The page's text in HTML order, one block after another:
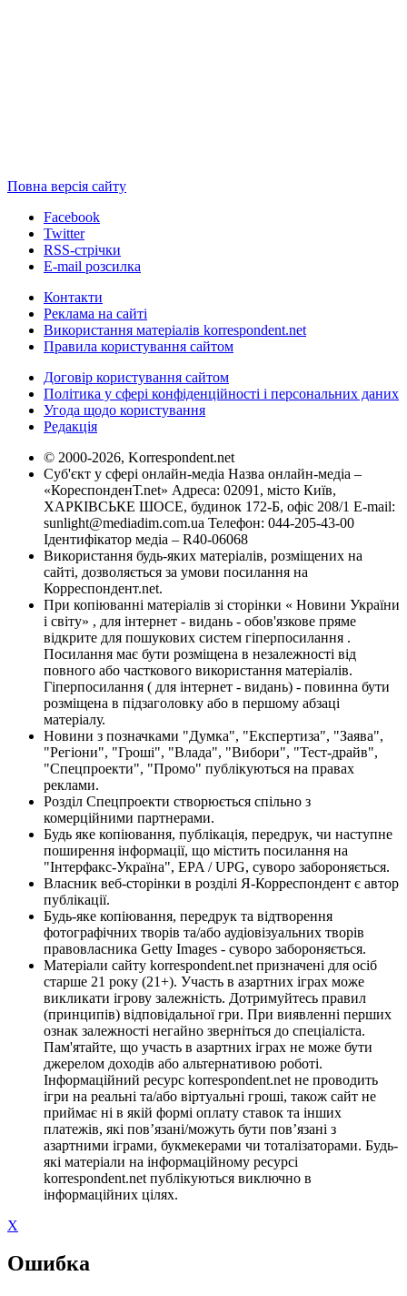
Повна версія сайту
Facebook
Twitter
RSS-стрічки
E-mail розсилка
Контакти
Реклама на сайті
Використання матеріалів korrespondent.net
Правила користування сайтом
Договір користування сайтом
Політика у сфері конфіденційності і персональних даних
Угода щодо користування
Редакція
© 2000-2026, Korrespondent.net
Суб'єкт у сфері онлайн-медіа Назва онлайн-медіа –
«КореспонденТ.net» Адреса: 02091, місто Київ,
ХАРКІВСЬКЕ ШОСЕ, будинок 172-Б, офіс 208/1 E-mail:
sunlight@mediadim.com.ua Телефон: 044-205-43-00
Ідентифікатор медіа – R40-06068
Використання будь-яких матеріалів, розміщених на
сайті, дозволяється за умови посилання на
Корреспондент.net.
При копіюванні матеріалів зі сторінки « Новини України
і світу» , для інтернет - видань - обов'язкове пряме
відкрите для пошукових систем гіперпосилання .
Посилання має бути розміщена в незалежності від
повного або часткового використання матеріалів.
Гіперпосилання ( для інтернет - видань) - повинна бути
розміщена в підзаголовку або в першому абзаці
матеріалу.
Новини з позначками "Думка", "Експертиза", "Заява",
"Регіони", "Гроші", "Влада", "Вибори", "Тест-драйв",
"Спецпроекти", "Промо" публікуються на правах
реклами.
Розділ Спецпроекти створюється спільно з
комерційними партнерами.
Будь яке копіювання, публікація, передрук, чи наступне
поширення інформації, що містить посилання на
"Інтерфакс-Україна", EPA / UPG, суворо забороняється.
Власник веб-сторінки в розділі Я-Корреспондент є автор
публікації.
Будь-яке копіювання, передрук та відтворення
фотографічних творів та/або аудіовізуальних творів
правовласника Getty Images - суворо забороняється.
Матеріали сайту korrespondent.net призначені для осіб
старше 21 року (21+). Участь в азартних іграх може
викликати ігрову залежність. Дотримуйтесь правил
(принципів) відповідальної гри. При виявленні перших
ознак залежності негайно зверніться до спеціаліста.
Пам'ятайте, що участь в азартних іграх не може бути
джерелом доходів або альтернативою роботі.
Інформаційний ресурс korrespondent.net не проводить
ігри на реальні та/або віртуальні гроші, також сайт не
приймає ні в якій формі оплату ставок та інших
платежів, які пов’язані/можуть бути пов’язані з
азартними іграми, букмекерами чи тоталізаторами. Будь-
які матеріали на інформаційному ресурсі
korrespondent.net публікуються виключно в
інформаційних цілях.
X
Ошибка